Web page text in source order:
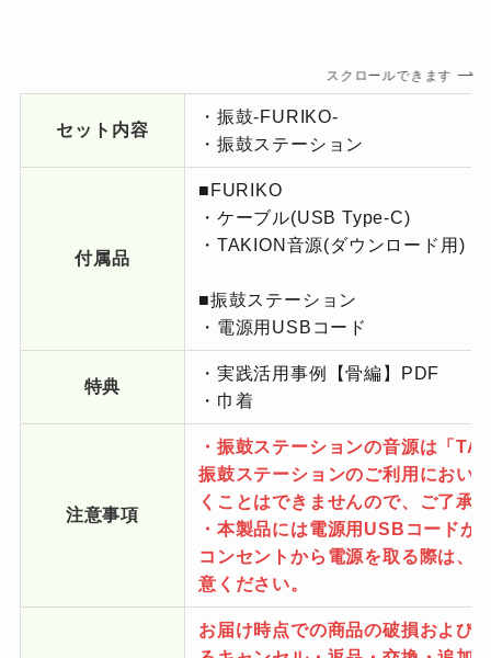
スクロールできます
セット内容
・振鼓-FURIKO-
・振鼓ステーション
付属品
■FURIKO
・ケーブル(USB Type-C)
・TAKION音源(ダウンロード用)
■振鼓ステーション
・電源用USBコード
特典
・実践活用事例【骨編】PDF
・巾着
注意事項
・振鼓ステーションの音源は「
振鼓ステーションのご利用におい
くことはできませんので、ご了承
・本製品には電源用USBコードが
コンセントから電源を取る際は、
意ください。
お届け時点での商品の破損および